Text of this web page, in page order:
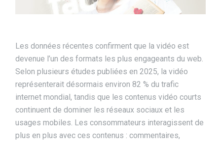
Les données récentes confirment que la vidéo est
devenue l’un des formats les plus engageants du web.
Selon plusieurs études publiées en 2025, la vidéo
représenterait désormais environ 82 % du trafic
internet mondial, tandis que les contenus vidéo courts
continuent de dominer les réseaux sociaux et les
usages mobiles. Les consommateurs interagissent de
plus en plus avec ces contenus : commentaires,